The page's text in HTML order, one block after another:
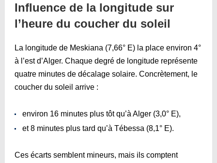
Influence de la longitude sur
l’heure du coucher du soleil
La longitude de Meskiana (7,66° E) la place environ 4°
à l’est d’Alger. Chaque degré de longitude représente
quatre minutes de décalage solaire. Concrètement, le
coucher du soleil arrive :
environ 16 minutes plus tôt qu’à Alger (3,0° E),
et 8 minutes plus tard qu’à Tébessa (8,1° E).
Ces écarts semblent mineurs, mais ils comptent